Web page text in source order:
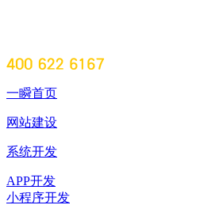
一瞬首页
网站建设
系统开发
APP开发
小程序开发